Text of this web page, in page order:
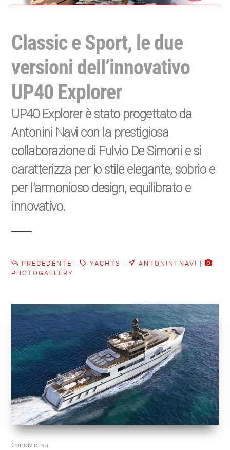
Classic e Sport, le due
versioni dell’innovativo
UP40 Explorer
UP40 Explorer è stato progettato da
Antonini Navi con la prestigiosa
collaborazione di Fulvio De Simoni e si
caratterizza per lo stile elegante, sobrio e
per l’armonioso design, equilibrato e
innovativo.
PRECEDENTE | YACHTS | ANTONINI NAVI |
PHOTOGALLERY
Condividi su